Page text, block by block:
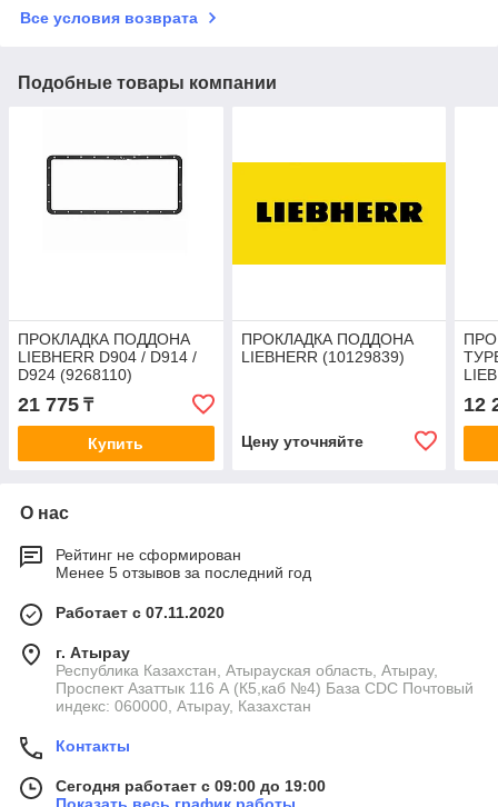
Все условия возврата
Подобные товары компании
ПРОКЛАДКА ПОДДОНА
LIEBHERR D904 / D914 /
D924 (9268110)
21 775 ₸
Купить
ПРОКЛАДКА ПОДДОНА
LIEBHERR (10129839)
Цену уточняйте
12
О нас
Рейтинг не сформирован
Менее 5 отзывов за последний год
Работает с 07.11.2020
г. Атырау
Республика Казахстан, Атырауская область, Атырау,
Проспект Азаттык 116 А (К5,каб №4) База CDC Почтовый
индекс: 060000, Атырау, Казахстан
Контакты
Сегодня работает с 09:00 до 19:00